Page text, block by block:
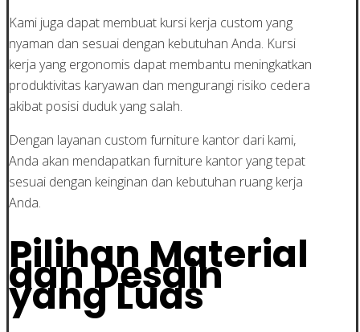
Kami juga dapat membuat kursi kerja custom yang
nyaman dan sesuai dengan kebutuhan Anda. Kursi
kerja yang ergonomis dapat membantu meningkatkan
produktivitas karyawan dan mengurangi risiko cedera
akibat posisi duduk yang salah.
Dengan layanan custom furniture kantor dari kami,
Anda akan mendapatkan furniture kantor yang tepat
sesuai dengan keinginan dan kebutuhan ruang kerja
Anda.
Pilihan Material
dan Desain
yang Luas